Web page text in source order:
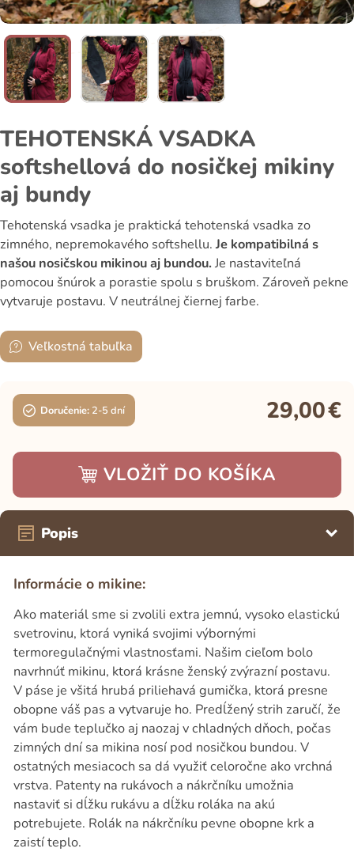
TEHOTENSKÁ VSADKA
softshellová do nosičkej mikiny
aj bundy
Tehotenská vsadka je praktická tehotenská vsadka zo
zimného, nepremokavého softshellu.Je kompatibilná s
našou nosičskou mikinou aj bundou.Je nastaviteľná
pomocou šnúrok a porastie spolu s bruškom. Zároveň pekne
vytvaruje postavu. V neutrálnej čiernej farbe.
Veľkostná tabuľka
Doručenie: 2-5 dní 29,00€
VLOŽIŤ DO KOŠÍKA
Popis
Informácie o mikine:
Ako materiál sme si zvolili extra jemnú, vysoko elastickú
svetrovinu, ktorá vyniká svojimi výbornými
termoregulačnými vlastnosťami. Našim cieľom bolo
navrhnúť mikinu, ktorá krásne ženský zvýrazní postavu.
V páse je všitá hrubá priliehavá gumička, ktorá presne
obopne váš pas a vytvaruje ho. Predĺžený strih zaručí, že
vám bude teplučko aj naozaj v chladných dňoch, počas
zimných dní sa mikina nosí pod nosičkou bundou. V
ostatných mesiacoch sa dá využiť celoročne ako vrchná
vrstva. Patenty na rukávoch a nákrčníku umožnia
nastaviť si dĺžku rukávu a dĺžku roláka na akú
potrebujete. Rolák na nákrčníku pevne obopne krk a
zaistí teplo.